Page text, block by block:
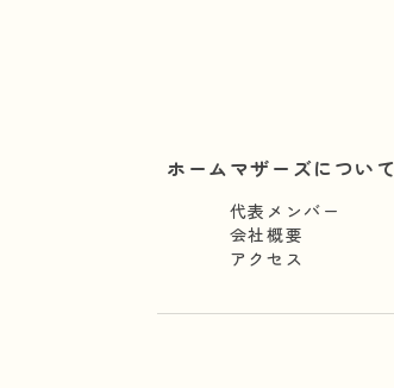
ホームマザーズについて
代表メンバー
会社概要
アクセス